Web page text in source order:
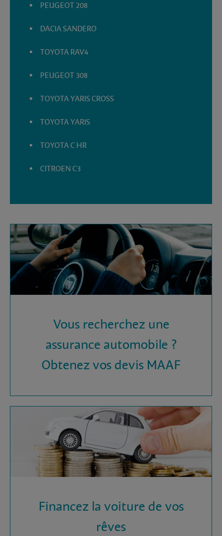
PEUGEOT 208
DACIA SANDERO
TOYOTA RAV4
PEUGEOT 308
TOYOTA YARIS CROSS
TOYOTA YARIS
TOYOTA C HR
CITROEN C3
Vous recherchez une
assurance automobile ?
Obtenez vos devis MAAF
Financez la voiture de vos
rêves